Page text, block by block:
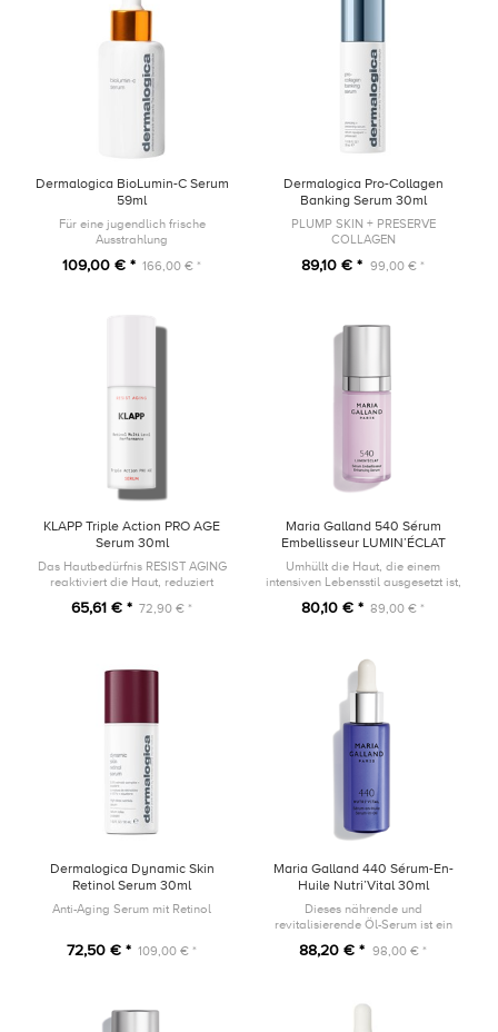
Dermalogica BioLumin-C Serum
59ml
Für eine jugendlich frische
Ausstrahlung
109,00 € * 166,00 € *
Dermalogica Pro-Collagen
Banking Serum 30ml
PLUMP SKIN + PRESERVE
COLLAGEN
89,10 € * 99,00 € *
KLAPP Triple Action PRO AGE
Serum 30ml
Das Hautbedürfnis RESIST AGING
reaktiviert die Haut, reduziert
65,61 € * 72,90 € *
Maria Galland 540 Sérum
Embellisseur LUMIN’ÉCLAT
30ml
Umhüllt die Haut, die einem
intensiven Lebensstil ausgesetzt ist,
80,10 € * 89,00 € *
Dermalogica Dynamic Skin
Retinol Serum 30ml
Anti-Aging Serum mit Retinol
72,50 € * 109,00 € *
Maria Galland 440 Sérum-En-
Huile Nutri’Vital 30ml
Dieses nährende und
revitalisierende Öl-Serum ist ein
trockenem, seidigem Finish für
88,20 € * 98,00 € *